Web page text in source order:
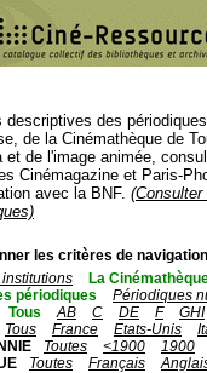
descriptives des
de la Cinémathèque de
et de l'image animée,
Cinémagazine et Paris-
avec la BNF.
les critères de
institutions
La
périodiques
Périodiques
Tous AB C DE F
GHI
Tous France Etats-Unis
Toutes <1900
1900
Toutes Français